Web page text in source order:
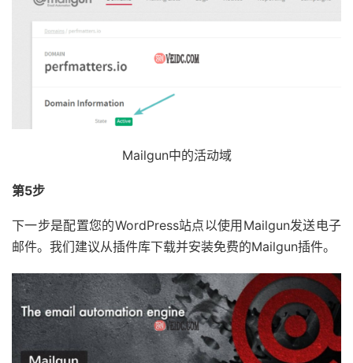
Mailgun中的活动域
第5步
下一步是配置您的WordPress站点以使用Mailgun发送电子
邮件。我们建议从插件库下载并安装免费的Mailgun插件。